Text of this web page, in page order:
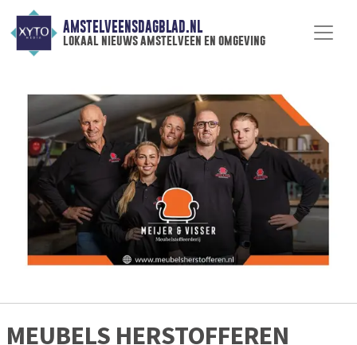
AMSTELVEENSDAGBLAD.NL
lokaal nieuws amstelveen en omgeving
MEUBELS HERSTOFFEREN